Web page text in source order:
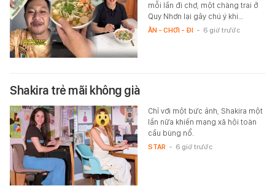
mỗi lần đi chợ, một chàng trai ở
Quy Nhơn lại gây chú ý khi…
ĂN - CHƠI - ĐI - 6 giờ trước
Shakira trẻ mãi không già
Chỉ với một bức ảnh, Shakira một
lần nữa khiến mạng xã hội toàn
cầu bùng nổ.
STAR - 6 giờ trước